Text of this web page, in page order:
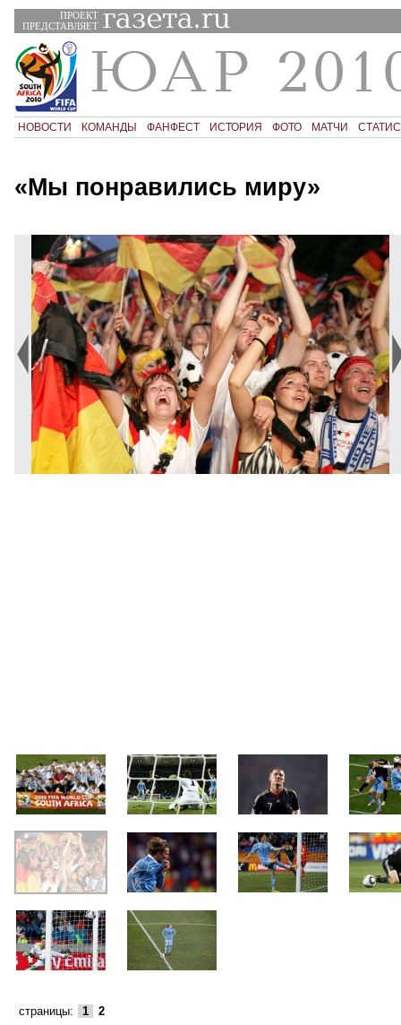
ПРОЕКТ
ПРЕДСТАВЛЯЕТ
НОВОСТИ КОМАНДЫ ФАНФЕСТ ИСТОРИЯ ФОТО МАТЧИ
«Мы понравились миру»
страницы: 1 2